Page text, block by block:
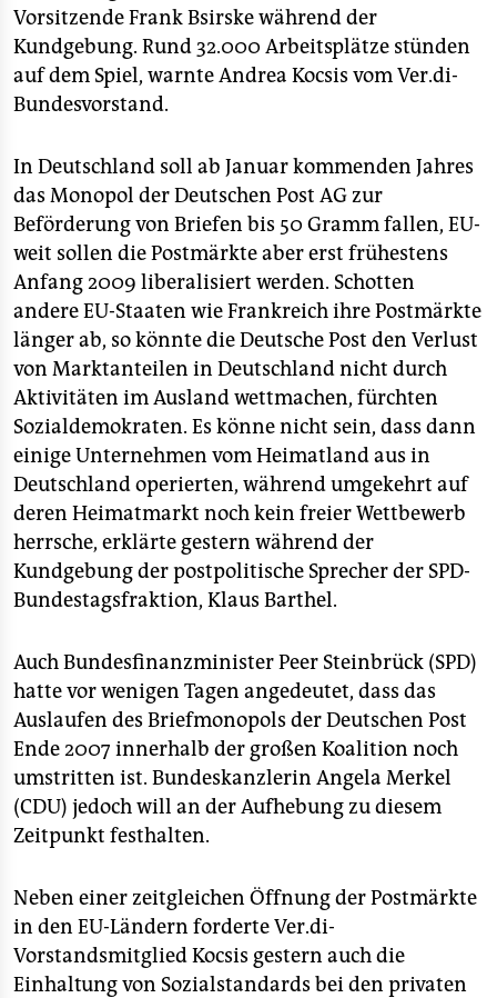
Vorsitzende Frank Bsirske während der
Kundgebung. Rund 32.000 Arbeitsplätze stünden
auf dem Spiel, warnte Andrea Kocsis vom Ver.di-
Bundesvorstand.
In Deutschland soll ab Januar kommenden Jahres
das Monopol der Deutschen Post AG zur
Beförderung von Briefen bis 50 Gramm fallen, EU-
weit sollen die Postmärkte aber erst frühestens
Anfang 2009 liberalisiert werden. Schotten
andere EU-Staaten wie Frankreich ihre Postmärkte
länger ab, so könnte die Deutsche Post den Verlust
von Marktanteilen in Deutschland nicht durch
Aktivitäten im Ausland wettmachen, fürchten
Sozialdemokraten. Es könne nicht sein, dass dann
einige Unternehmen vom Heimatland aus in
Deutschland operierten, während umgekehrt auf
deren Heimatmarkt noch kein freier Wettbewerb
herrsche, erklärte gestern während der
Kundgebung der postpolitische Sprecher der SPD-
Bundestagsfraktion, Klaus Barthel.
Auch Bundesfinanzminister Peer Steinbrück (SPD)
hatte vor wenigen Tagen angedeutet, dass das
Auslaufen des Briefmonopols der Deutschen Post
Ende 2007 innerhalb der großen Koalition noch
umstritten ist. Bundeskanzlerin Angela Merkel
(CDU) jedoch will an der Aufhebung zu diesem
Zeitpunkt festhalten.
Neben einer zeitgleichen Öffnung der Postmärkte
in den EU-Ländern forderte Ver.di-
Vorstandsmitglied Kocsis gestern auch die
Einhaltung von Sozialstandards bei den privaten